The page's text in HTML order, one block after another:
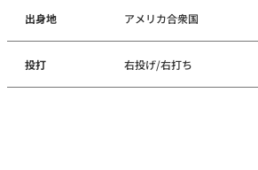
出身地 アメリカ合衆国
投打 右投げ/右打ち